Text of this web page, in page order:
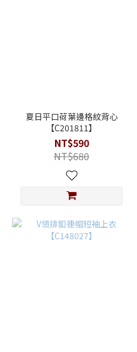
夏日平口荷葉邊格紋背心
【C201811】
NT$590
NT$680